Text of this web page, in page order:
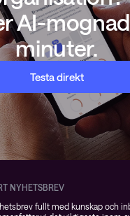
AI-
minuter.
Testa direkt
NYHETSBREV
fullt med kunskap och